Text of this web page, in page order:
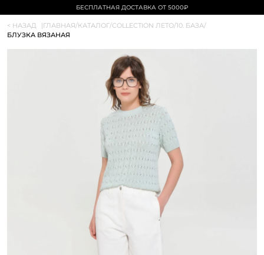
БЕСПЛАТНАЯ ДОСТАВКА ОТ 5000₽
< НАЗАД |ГЛАВНАЯ/КАТАЛОГ/COLLECTION ЛЕТО/10. БАЗА/
БЛУЗКА ВЯЗАНАЯ